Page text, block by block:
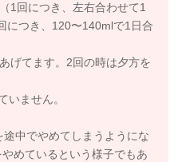
1回につき、左右合わせて1
につき、120〜140mlで1日合
げてます。2回の時は夕方を
いません。
中でやめてしまうようにな
めているという様子でもあ